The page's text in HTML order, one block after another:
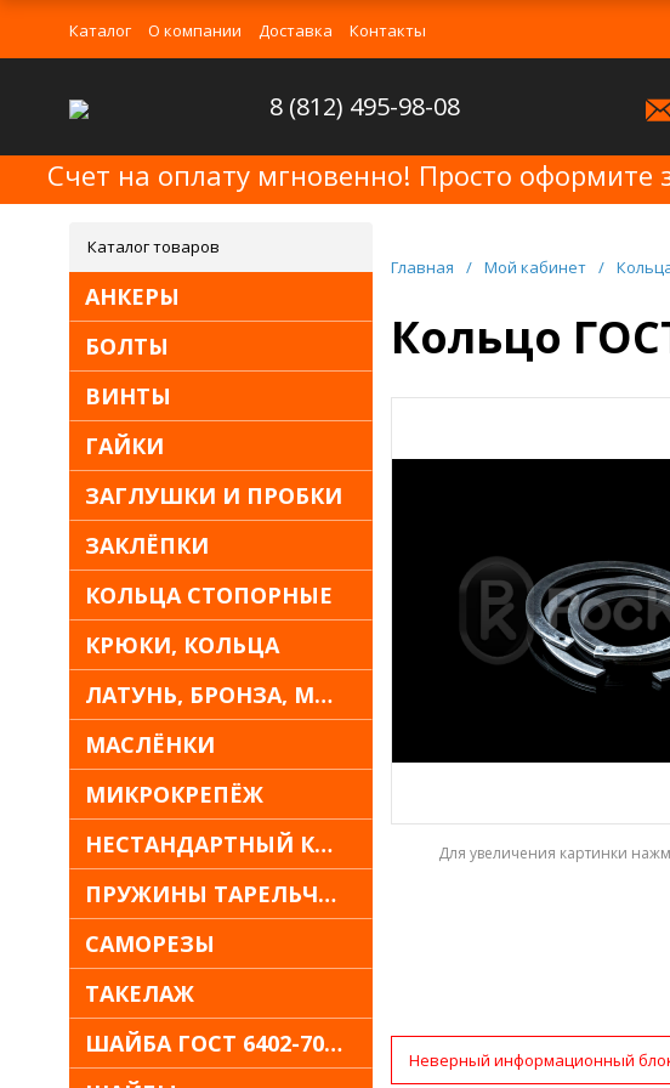
Каталог О компании Доставка Контакты
8 (812) 495-98-08
Счет на оплату мгновенно! Просто оформите
Каталог товаров
АНКЕРЫ
БОЛТЫ
ВИНТЫ
ГАЙКИ
ЗАГЛУШКИ И ПРОБКИ
ЗАКЛЁПКИ
КОЛЬЦА СТОПОРНЫЕ
КРЮКИ, КОЛЬЦА
ЛАТУНЬ, БРОНЗА, МЕДЬ
МАСЛЁНКИ
МИКРОКРЕПЁЖ
НЕСТАНДАРТНЫЙ КРЕПЁЖ
ПРУЖИНЫ ТАРЕЛЬЧАТЫЕ
САМОРЕЗЫ
ТАКЕЛАЖ
ШАЙБА ГОСТ 6402-70 30Х13
Главная / Мой кабинет /
Кольцо
Для увеличения картинки
Неверный информационный